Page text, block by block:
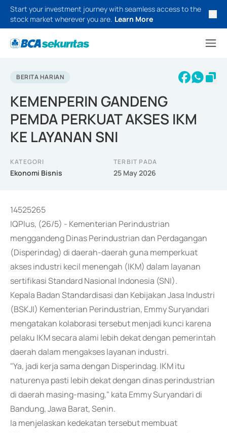
Start your investment journey with seamless access to the
stock market wherever you are. Learn More
BERITA HARIAN
KEMENPERIN GANDENG
PEMDA PERKUAT AKSES IKM
KE LAYANAN SNI
KATEGORI
Ekonomi Bisnis
TERBIT PADA
25 May 2026
14525265
IQPlus, (26/5) - Kementerian Perindustrian
menggandeng Dinas Perindustrian dan Perdagangan
(Disperindag) di daerah-daerah guna memperkuat
akses industri kecil menengah (IKM) dalam layanan
sertifikasi Standard Nasional Indonesia (SNI).
Kepala Badan Standardisasi dan Kebijakan Jasa Industri
(BSKJI) Kementerian Perindustrian, Emmy Suryandari
mengatakan kolaborasi tersebut menjadi kunci karena
pelaku IKM secara alami lebih dekat dengan pemerintah
daerah dalam mengakses layanan industri.
"Ya, jadi kerja sama dengan Disperindag. IKM itu
naturenya pasti lebih dekat dengan dinas perindustrian
di daerah masing-masing," kata Emmy Suryandari di
Bandung, Jawa Barat, Senin.
Ia menjelaskan kedekatan tersebut membuat